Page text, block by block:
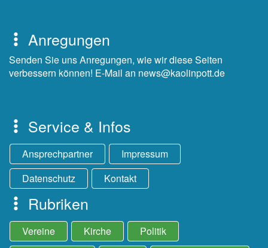
Anregungen
Senden Sie uns Anregungen, wie wir diese Seiten
verbessern können! E-Mail an news@kaolinpott.de
Service & Infos
Ansprechpartner
Impressum
Datenschutz
Kontakt
Rubriken
Vereine Kirche
Politik